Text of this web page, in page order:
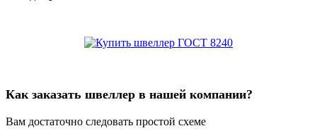
Как заказать швеллер в нашей компании?
Вам достаточно следовать простой схеме